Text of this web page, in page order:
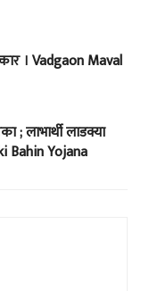
। Vadgaon Maval
; लाभार्थी लाडक्या
Bahin Yojana